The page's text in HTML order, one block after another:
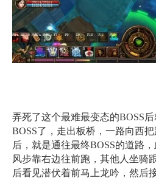
弄死了这个最难最变态的BOSS
BOSS了，走出板桥，一路向西
后，就是通往最终BOSS的道路
风步靠右边往前跑，其他人坐骑
后看见潜伏着前马上龙吟，然后